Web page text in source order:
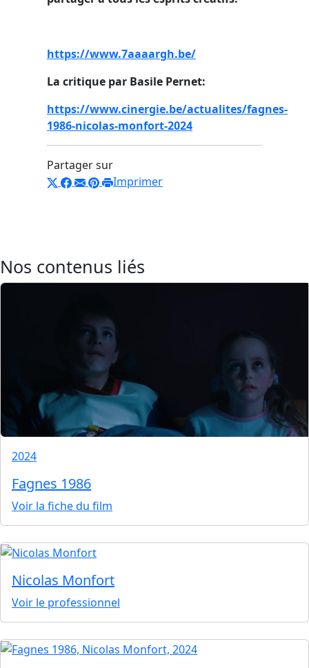
https://www.7aaaargh.be/
La critique par Basile Pernet:
https://www.cinergie.be/actualites/fagnes-
1986-nicolas-monfort-2024
Partager sur
Imprimer
Nos contenus liés
2024
Fagnes 1986
Voir la fiche du film
Nicolas Monfort
Voir le professionnel